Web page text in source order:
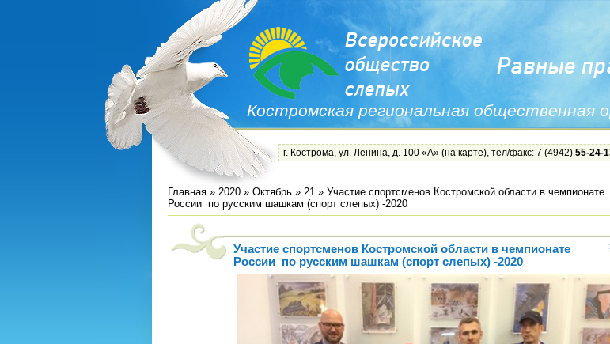
Костромская региональная общественная
г. Кострома, ул. Ленина, д. 100 «А» (на карте), тел/факс: 7 (4942) 55-24-
Главная » 2020 » Октябрь » 21 » Участие спортсменов Костромской области в чемпионате
России по русским шашкам (спорт слепых) -2020
Участие спортсменов Костромской области в чемпионате
России по русским шашкам (спорт слепых) -2020